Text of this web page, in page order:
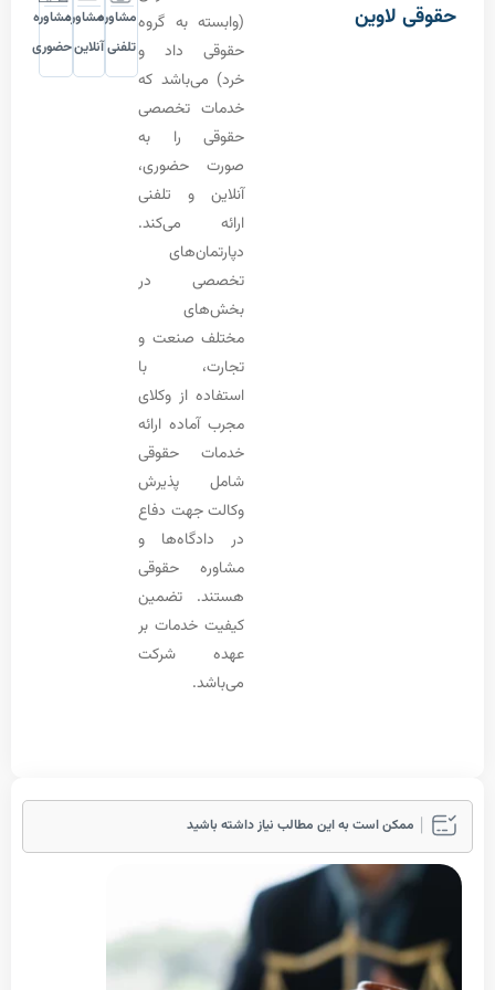
لاوین
(وابسته به گروه
حقوقی داد و
خرد) می‌باشد که
خدمات تخصصی
حقوقی را به
صورت حضوری،
آنلاین و تلفنی
ارائه می‌کند.
تخصصی در
مختلف صنعت و
تجارت، با
استفاده از وکلای
مجرب آماده ارائه
خدمات حقوقی
شامل پذیرش
وکالت جهت دفاع
در دادگاه‌ها و
مشاوره حقوقی
هستند. تضمین
کیفیت خدمات بر
عهده شرکت
مشاوره
تلفنی
مشاوره
آنلاین
مشاوره
حضوری
است به این مطالب نیاز داشته باشید